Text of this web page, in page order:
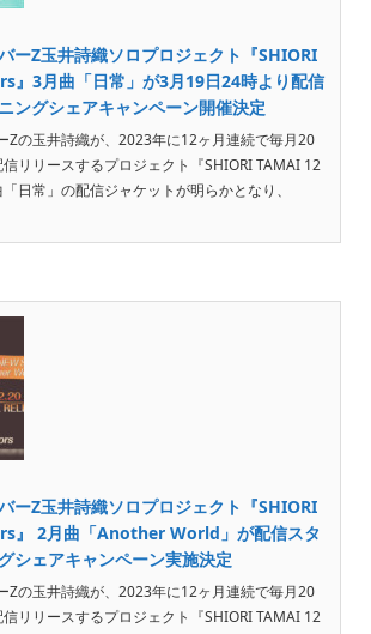
ーZ玉井詩織ソロプロジェクト『SHIORI
』3月曲「日常」が3月19日24時より配信
ングシェアキャンペーン開催決定
Zの玉井詩織が、2023年に12ヶ月連続で毎月20
リリースするプロジェクト『SHIORI TAMAI 12
日常」の配信ジャケットが明らかとなり、
ーZ玉井詩織ソロプロジェクト『SHIORI
』 2月曲「Another World」が配信スタ
シェアキャンペーン実施決定
Zの玉井詩織が、2023年に12ヶ月連続で毎月20
リリースするプロジェクト『SHIORI TAMAI 12